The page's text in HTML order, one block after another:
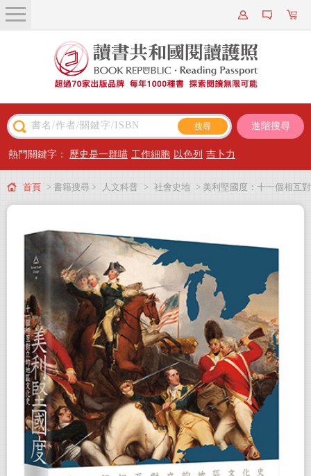
關於我們
近期新書
主題閱讀
出版專區
會員專屬
會員儲值方案
進階搜尋
熱門關鍵字： 歷史是一群喵 工作細胞 以色列 吉卜力
首頁 > 書籍搜尋 > 人文科普 > 社會史地 > 美利堅國度：十一個相互對